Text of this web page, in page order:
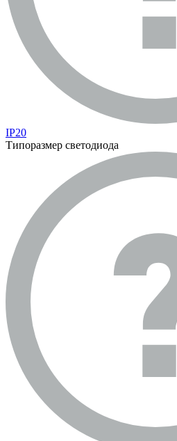
IP20
Типоразмер светодиода